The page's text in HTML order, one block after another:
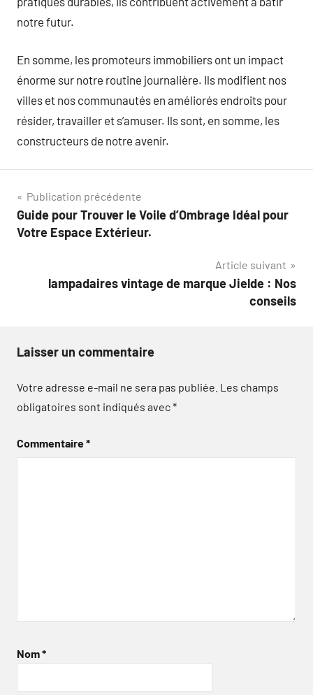
notre futur.
En somme, les promoteurs immobiliers ont un impact
énorme sur notre routine journalière. Ils modifient nos
villes et nos communautés en améliorés endroits pour
résider, travailler et s’amuser. Ils sont, en somme, les
constructeurs de notre avenir.
Navigation
de
Publication précédente
Guide pour Trouver le Voile d’Ombrage Idéal pour
Votre Espace Extérieur.
Article suivant
lampadaires vintage de marque Jielde : Nos
conseils
Laisser un commentaire
Votre adresse e-mail ne sera pas publiée. Les champs
obligatoires sont indiqués avec*
Commentaire*
Nom*